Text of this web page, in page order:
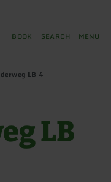
BOOK SEARCH MENU
LB 4
LB